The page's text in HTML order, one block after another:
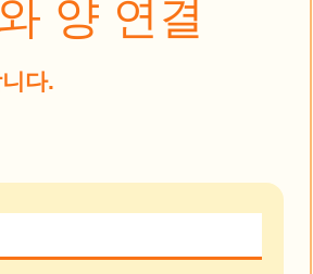
양 연결
다.